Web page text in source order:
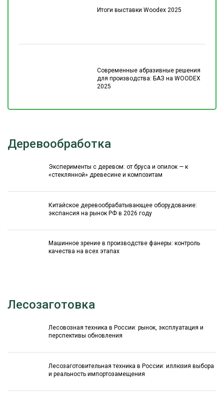
Итоги выставки Woodex 2025
Современные абразивные решения
для производства: БАЗ на WOODEX
2025
Деревообработка
Эксперименты с деревом: от бруса и опилок — к
«стеклянной» древесине и композитам
Китайское деревообрабатывающее оборудование:
экспансия на рынок РФ в 2026 году
Машинное зрение в производстве фанеры: контроль
качества на всех этапах
Лесозаготовка
Лесовозная техника в России: рынок, эксплуатация и
перспективы обновления
Лесозаготовительная техника в России: иллюзия выбора
и реальность импортозамещения